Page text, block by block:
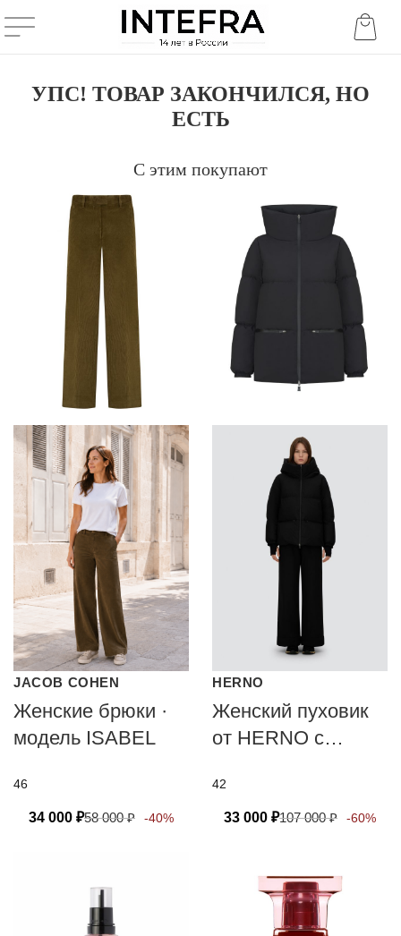
УПС! ТОВАР ЗАКОНЧИЛСЯ, НО
ЕСТЬ
С этим покупают
JACOB COHEN
Женские брюки ·
модель ISABEL
46
34 000 ₽58 000₽ -40%
HERNO
Женский пуховик
от HERNO с
METEO
42
33 000 ₽107 000₽ -60%